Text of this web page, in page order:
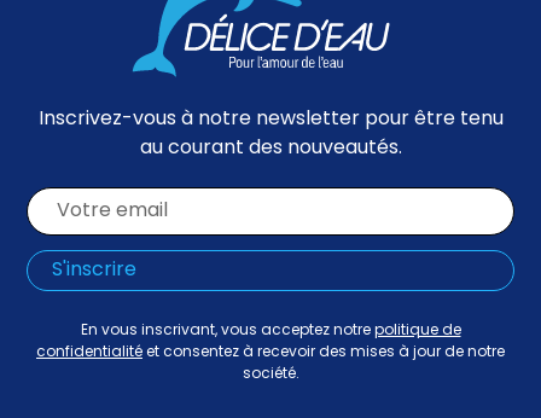
Inscrivez-vous à notre newsletter pour être tenu
au courant des nouveautés.
En vous inscrivant, vous acceptez notre politique de
confidentialité et consentez à recevoir des mises à jour de notre
société.